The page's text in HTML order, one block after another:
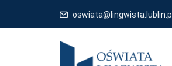
oswiata@lingwista.lublin.pl
POLITYKI OŚWIATOWEJ